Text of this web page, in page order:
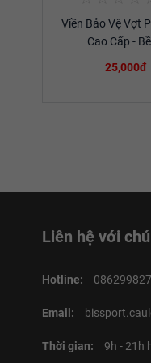
Xem chi tiết
Viền Bảo Vệ Vợt
Cao Cấp -
25,000đ
Liên hệ với
Hotline:
Email:
Thời gian: 9h - 21h